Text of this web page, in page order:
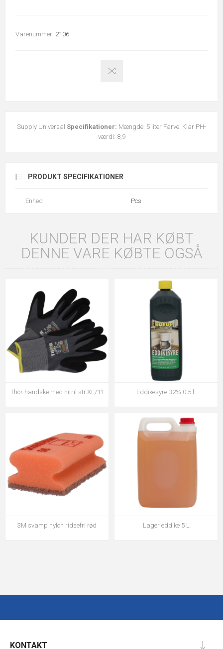
Varenummer: 2106
Supply Universal Specifikationer: Mængde: 5 liter Farve: Klar PH-
værdi: 8,9
PRODUKT SPECIFIKATIONER
Enhed Pcs
KUNDER DER HAR KØBT
DENNE VARE KØBTE OGSÅ
Thor handske med nitril str.XL/11 Eddikesyre 32% 0.5 l.
3M svamp nylon ridsefri rød Lager eddike 5 L
KONTAKT